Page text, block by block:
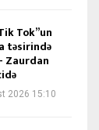
Tok”un
təsirində
Zaurdan
2026 15:10